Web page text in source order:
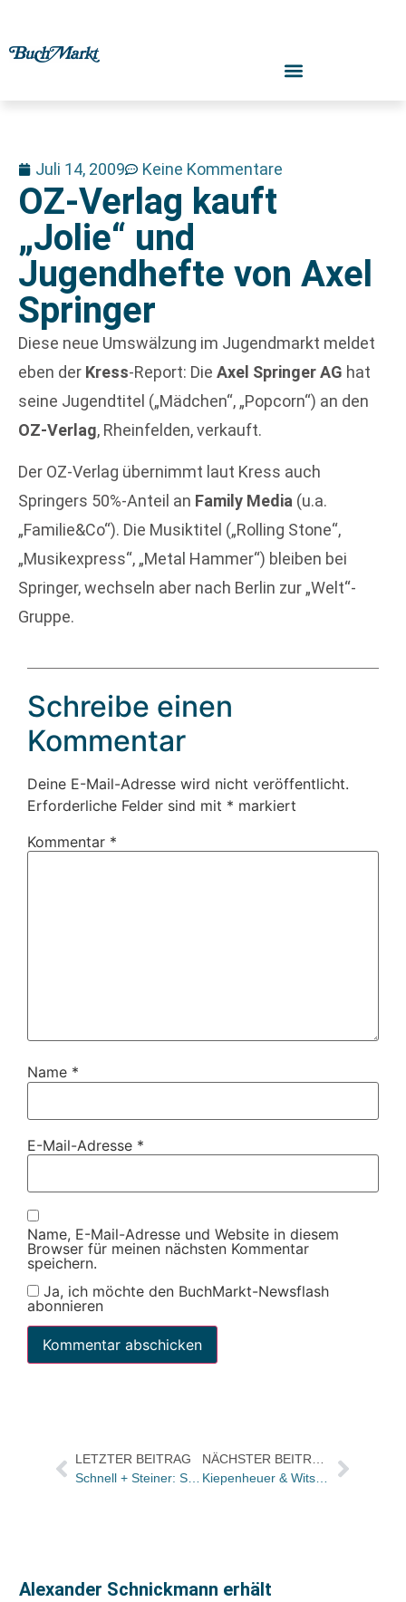
Juli 14, 2009 Keine Kommentare
OZ-Verlag kauft
„Jolie“ und
Jugendhefte von Axel
Springer
Diese neue Umswälzung im Jugendmarkt meldet
eben der Kress-Report: Die Axel Springer AG hat
seine Jugendtitel („Mädchen“, „Popcorn“) an den
OZ-Verlag, Rheinfelden, verkauft.
Der OZ-Verlag übernimmt laut Kress auch
Springers 50%-Anteil an Family Media (u.a.
„Familie&Co“). Die Musiktitel („Rolling Stone“,
„Musikexpress“, „Metal Hammer“) bleiben bei
Springer, wechseln aber nach Berlin zur „Welt“-
Gruppe.
Schreibe einen
Kommentar
Deine E-Mail-Adresse wird nicht veröffentlicht.
Erforderliche Felder sind mit * markiert
Kommentar *
Name *
E-Mail-Adresse *
Name, E-Mail-Adresse und Website in diesem
Browser für meinen nächsten Kommentar
speichern.
Ja, ich möchte den BuchMarkt-Newsflash
abonnieren
LETZTER BEITRAG
Schnell + Steiner: Susanne Kolbe jetzt Bereichsleiterin Marketing und Vertrieb
Alexander Schnickmann erhält